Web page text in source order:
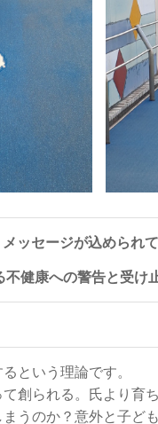
メッセージが込められて
健康への警告と受け
という理論です。
創られる。
氏より育
うのか？意外と子ど